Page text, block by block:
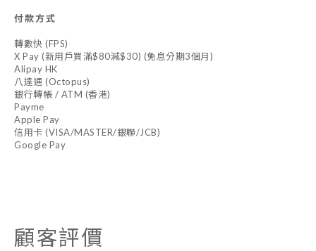
付款方式
轉數快 (FPS)
X Pay (新用戶買滿$80減$30) (免息分期3個月)
Alipay HK
八達通 (Octopus)
銀行轉帳 / ATM (香港)
Payme
Apple Pay
信用卡 (VISA/MASTER/銀聯/JCB)
Google Pay
顧客評價